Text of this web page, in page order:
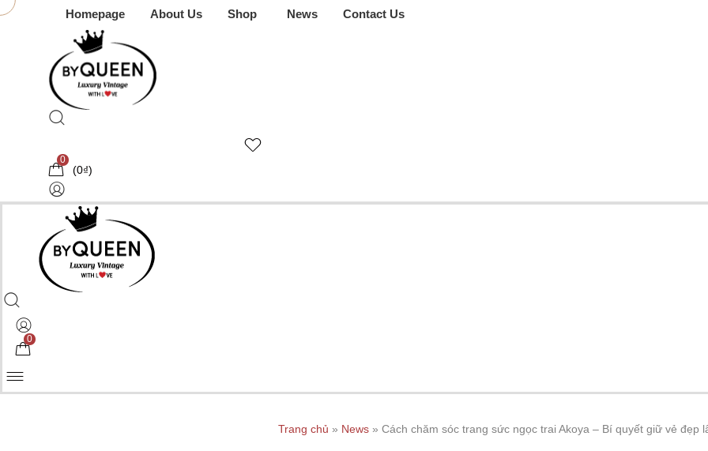
Homepage About Us Shop News Contact Us
0
(0₫)
0
Trang chủ » News » Cách chăm sóc trang sức ngọc trai Akoya – Bí quyết giữ vẻ đẹp